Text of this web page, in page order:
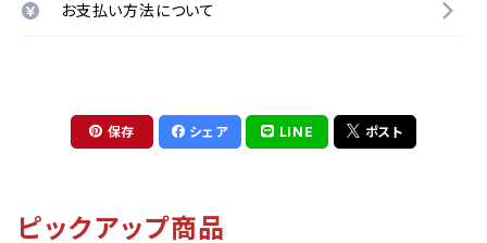
お支払い方法について
保存 シェア LINE ポスト
ピックアップ商品